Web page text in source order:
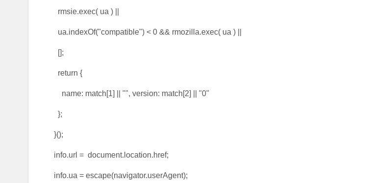
rmsie.exec( ua ) ||
ua.indexOf("compatible") < 0 && rmozilla.exec( ua ) ||
[];
return {
name: match[1] || "", version: match[2] || "0"
};
}();
info.url = document.location.href;
info.ua = escape(navigator.userAgent);